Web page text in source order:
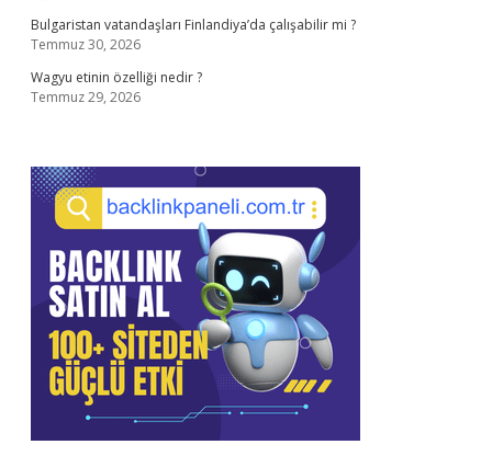
Bulgaristan vatandaşları Finlandiya’da çalışabilir mi ?
Temmuz 30, 2026
Wagyu etinin özelliği nedir ?
Temmuz 29, 2026